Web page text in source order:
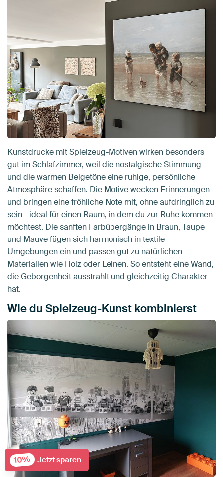
Kunstdrucke mit Spielzeug-Motiven wirken besonders
gut im Schlafzimmer, weil die nostalgische Stimmung
und die warmen Beigetöne eine ruhige, persönliche
Atmosphäre schaffen. Die Motive wecken Erinnerungen
und bringen eine fröhliche Note mit, ohne aufdringlich zu
sein - ideal für einen Raum, in dem du zur Ruhe kommen
möchtest. Die sanften Farbübergänge in Braun, Taupe
und Mauve fügen sich harmonisch in textile
Umgebungen ein und passen gut zu natürlichen
Materialien wie Holz oder Leinen. So entsteht eine Wand,
die Geborgenheit ausstrahlt und gleichzeitig Charakter
hat.
Wie du Spielzeug-Kunst kombinierst
10% Jetzt sparen